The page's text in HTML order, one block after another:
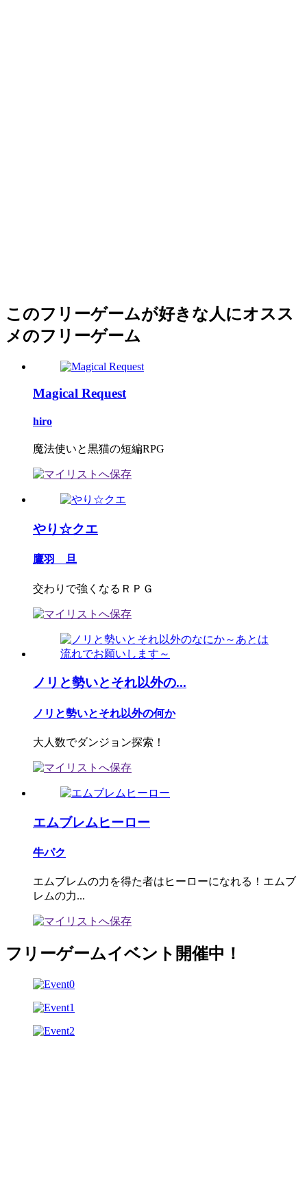
このフリーゲームが好きな人にオスス
メのフリーゲーム
Magical Request
hiro
魔法使いと黒猫の短編RPG
やり☆クエ
鷹羽 旦
交わりで強くなるＲＰＧ
ノリと勢いとそれ以外の...
ノリと勢いとそれ以外の何か
大人数でダンジョン探索！
エムブレムヒーロー
牛パク
エムブレムの力を得た者はヒーローになれる！エムブ
レムの力...
フリーゲームイベント開催中！